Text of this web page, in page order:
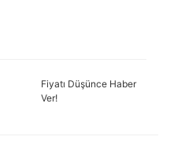
Fiyatı Düşünce Haber
Ver!